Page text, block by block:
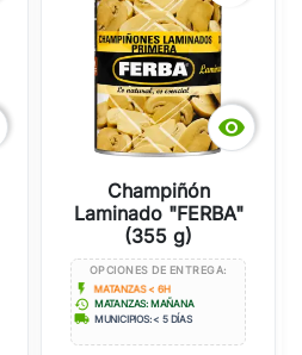

Champiñón
Laminado "FERBA"
(355 g)
OPCIONES DE ENTREGA:
flash_on MATANZAS < 6H
history MATANZAS: MAÑANA
local_shipping MUNICIPIOS: < 5 DÍAS